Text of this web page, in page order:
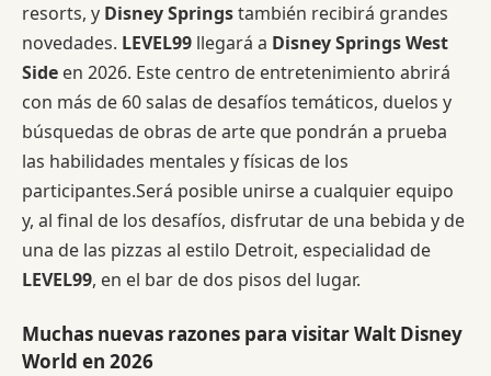
resorts, y Disney Springstambién recibirá grandes
novedades. LEVEL99 llegará a Disney Springs West
Side en 2026. Este centro de entretenimiento abrirá
con más de 60 salas de desafíos temáticos, duelos y
búsquedas de obras de arte que pondrán a prueba
las habilidades mentales y físicas de los
participantes.Será posible unirse a cualquier equipo
y, al final de los desafíos, disfrutar de una bebida y de
una de las pizzas al estilo Detroit, especialidad de
LEVEL99, en el bar de dos pisos del lugar.
Muchas nuevas razones para visitar Walt Disney
World en 2026